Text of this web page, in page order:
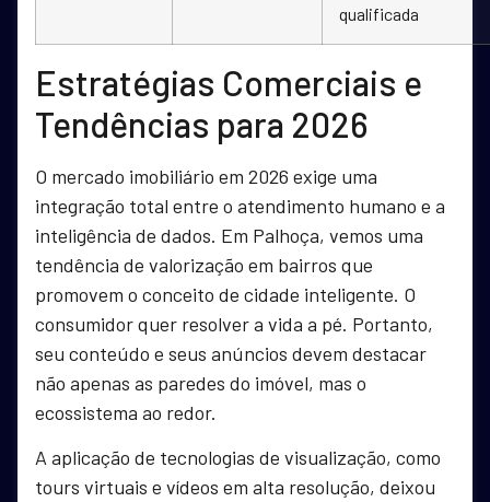
qualificada
Estratégias Comerciais e
Tendências para 2026
O mercado imobiliário em 2026 exige uma
integração total entre o atendimento humano e a
inteligência de dados. Em Palhoça, vemos uma
tendência de valorização em bairros que
promovem o conceito de cidade inteligente. O
consumidor quer resolver a vida a pé. Portanto,
seu conteúdo e seus anúncios devem destacar
não apenas as paredes do imóvel, mas o
ecossistema ao redor.
A aplicação de tecnologias de visualização, como
tours virtuais e vídeos em alta resolução, deixou